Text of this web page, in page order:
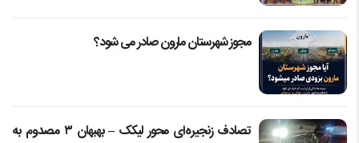
مجوز شهرستان مارون صادر می شود؟
تصادف زنجیره‌ای محور لیکک – بهبهان ۳ مصدوم به